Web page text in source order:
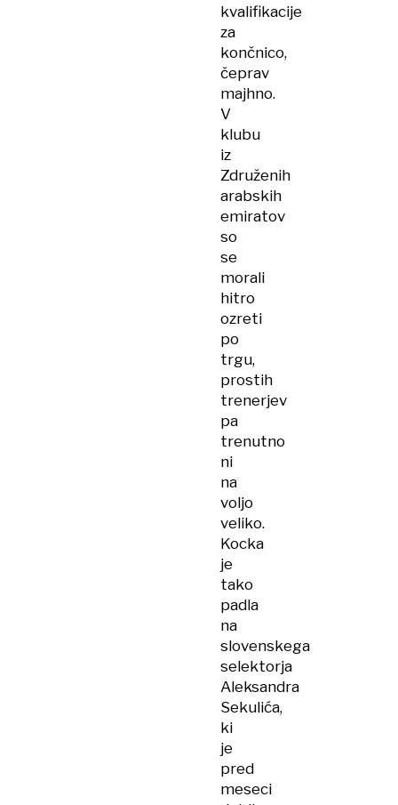
kvalifikacije
za
končnico,
čeprav
majhno.
V
klubu
iz
Združenih
arabskih
emiratov
so
se
morali
hitro
ozreti
po
trgu,
prostih
trenerjev
pa
trenutno
ni
na
voljo
veliko.
Kocka
je
tako
padla
na
slovenskega
selektorja
Aleksandra
Sekulića,
ki
je
pred
meseci